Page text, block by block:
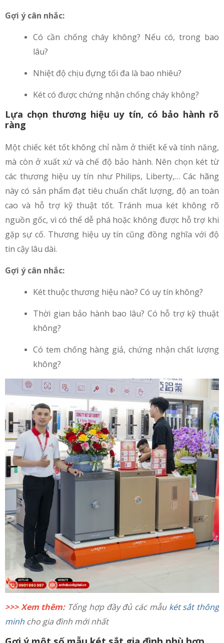
Gợi ý cân nhắc:
Có cần chống cháy không? Nếu có, trong bao
lâu?
Nhiệt độ chịu đựng tối đa là bao nhiêu?
Két có được chứng nhận chống cháy không?
Lựa chọn thương hiệu uy tín, có bảo hành rõ
ràng
Một chiếc két tốt không chỉ nằm ở thiết kế và tính năng,
mà còn ở xuất xứ và chế độ bảo hành. Nên chọn két từ
các thương hiệu uy tín như Philips, Liberty,… Các hãng
này có sản phẩm đạt tiêu chuẩn chất lượng, độ an toàn
cao và hỗ trợ kỹ thuật tốt. Tránh mua két không rõ
nguồn gốc, vì có thể dễ phá hoặc không được hỗ trợ khi
gặp sự cố. Thương hiệu uy tín cũng đồng nghĩa với độ
tin cậy lâu dài.
Gợi ý cân nhắc:
Két thuộc thương hiệu nào? Có uy tín không?
Thời gian bảo hành bao lâu? Có hỗ trợ kỹ thuật
không?
Có tem chống hàng giả, chứng nhận chất lượng
không?
>>> Xem thêm:Tổng hợp đầy đủ các mẫu két sắt thông
minh cho gia đình mới nhất